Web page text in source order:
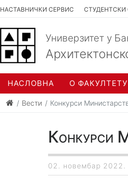
НАСТАВНИЧКИ СЕРВИС СТУДЕНТСКИ
Универзитет у
НАСЛОВНА О ФАКУЛТЕТУ
Вести ​Конкурси
​Конкурси
02. новембар 2022.